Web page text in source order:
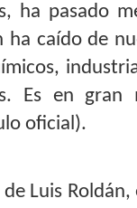
ha pasado
ha caído de
Es en gran
oficial).
Luis